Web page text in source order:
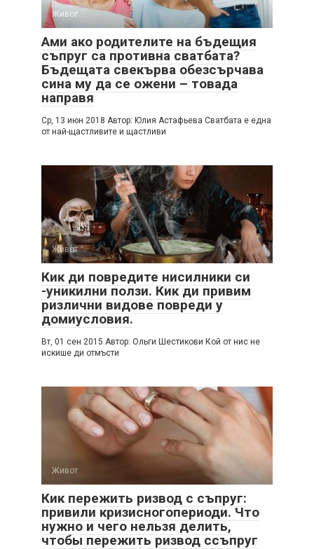
Живот
Ами ако родителите на бъдещия
съпруг са противна сватбата?
Бъдещата свекърва обезсърчава
сина му да се ожени – товада
направя
Cр, 13 июн 2018 Автор: Юлия Астафьева Cватбата е една
от най-щастливите и щастливи
Живот
Кик ди повредите нисилники си
-уникилни ползи. Кик ди привим
ризлични видове повреди у
домиусловия.
Вт, 01 сен 2015 Автор: Ольги Шестикови Кой от нис не
искише ди отмъсти
Живот
Кик пережить ризвод с съпруг:
привили кризисногопериоди. Что
нужно и чего нельзя делить,
чтобы пережить ризвод ссъпруг